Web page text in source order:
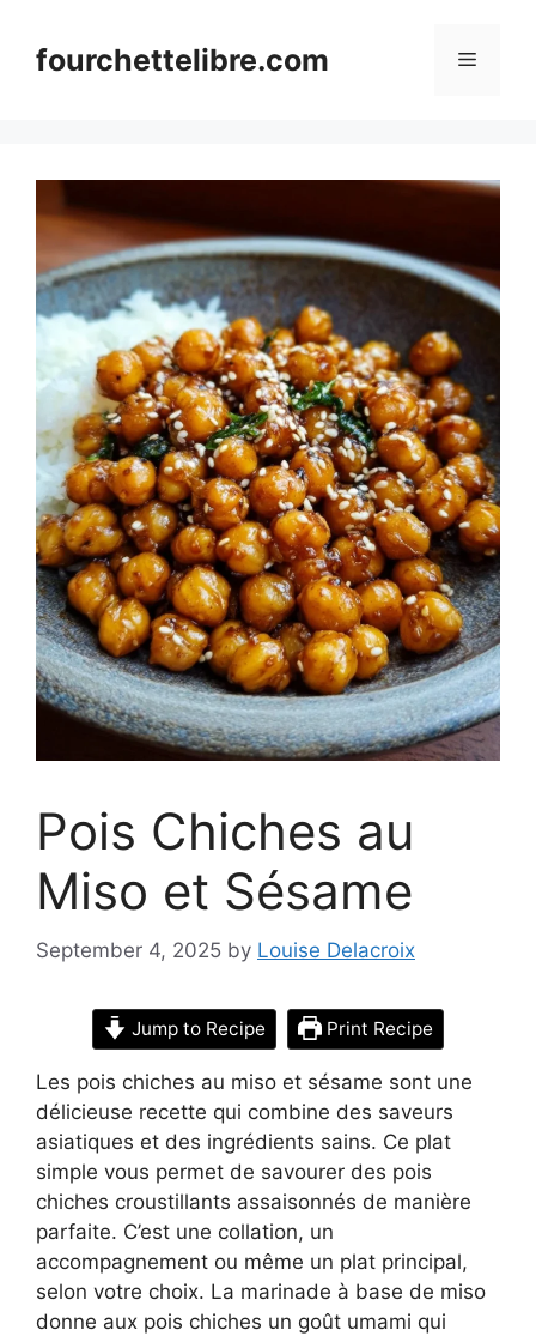
contentfourchettelibre.com Menu
Pois Chiches au
Miso et Sésame
September 4, 2025 by Louise Delacroix
Jump to Recipe Print Recipe
Les pois chiches au miso et sésame sont une
délicieuse recette qui combine des saveurs
asiatiques et des ingrédients sains. Ce plat
simple vous permet de savourer des pois
chiches croustillants assaisonnés de manière
parfaite. C’est une collation, un
accompagnement ou même un plat principal,
selon votre choix. La marinade à base de miso
donne aux pois chiches un goût umami qui